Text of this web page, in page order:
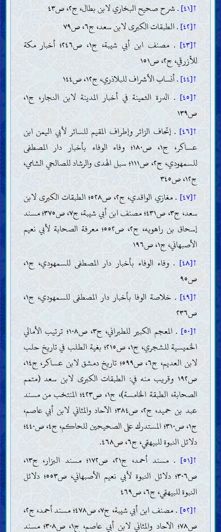
↑[٤١] . شرح صحيح البخاري لابن بطال، ج٢، ص٤٣
↑[٤٢] . الطبقات الكبرى لابن سعد، ج٦، ص٧٩
↑[٤٣]
. مصنف ابن أبي شيبة، ج١، ص٢٤٦؛ أخبار مكة
للأزرقي، ج٢، ص١٥١
↑[٤٤] . أنساب الأشراف للبلاذري، ج١٢، ص١٤٤
↑[٤٥]
. الدرة الثمينة في أخبار المدينة لابن النجار، ج١،
ص١٣٩
↑[٤٦]
. إتحاف الزائر وإطراف المقيم للسائر لأبي اليمن ابن
عساكر، ج١، ص١٨٠؛ وفاء الوفاء بأخبار دار المصطفى
للسمهودي، ج٢، ص١١١؛ سبل الهدى والرشاد للصالحي الشامي،
ج١٢، ص٣٤٥
↑[٤٧]
. مغازي الواقدي، ج٢، ص٥٢٨؛ الطبقات الكبرى لابن
سعد، ج٣، ص٤٣١؛ مصنف ابن أبي شيبة، ج٧، ص٣٧٥؛ مسند
إسحاق بن راهويه، ج٢، ص٥٥٢؛ معرفة الصحابة لأبي نعيم
الأصبهاني، ج١، ص١٩٦
↑[٤٨]
. وفاء الوفاء بأخبار دار المصطفى للسمهودي، ج١،
ص٩٥
↑[٤٩]
. خلاصة الوفا بأخبار دار المصطفى للسمهودي، ج١،
ص٢٣٦
↑[٥٠]
. المعجم الكبير للطبراني، ج٣، ص١٠٨؛ ترتيب الأمالي
الخميسية للشجري، ج١، ص٢١٥؛ بغية الطلب في تاريخ حلب
لابن العديم، ج٦، ص٥٩٩؛ تاريخ دمشق لابن عساكر، ج١٤،
ص١٩٢ وقريب منه في: الطبقات الكبرى لابن سعد (متمم
الصحابة، الطبقة الخامسة)، ج١، ص٤٢٣؛ المنتخب من مسند
عبد بن حميد، ج٢، ص٣٨٤؛ الآحاد والمثاني لابن أبي عاصم،
ج١، ص٣١٠؛ المستدرك على الصحيحين للحاكم، ج٤، ص٤٤٠؛
دلائل النبوة للبيهقي، ج٦، ص٤٦٨.
↑[٥١]
. مسند أحمد، ج٢١، ص١٧٢؛ مسند البزار، ج١٣،
ص٣٠٦؛ دلائل النبوة لأبي نعيم الأصبهاني، ص٥٥٣؛ دلائل
النبوة للبيهقي، ج٦، ص٤٦٩
↑[٥٢]
. مصنف ابن أبي شيبة، ج٧، ص٤٧٨؛ مسند أحمد، ج٢،
ص٧٨؛ الآحاد والمثاني لابن أبي عاصم، ج١، ص٣٠٨؛ مسند
المقدّمات
العقل
وجوب اكتساب العلم (الاجتهاد) وطريقته
موانع اكتساب العلم
الخرافات وسائر الموانع
صفات العلماء وواجباتهم
الحجّة
كتاب اللّه
حجّيّة القرآن وصفاته
تفسير القرآن
طريقة تفسير القرآن وقواعده
تفسير بعض آيات القرآن
خليفة اللّه
ضرورة خليفة اللّه وصفاته
الطريق إلى معرفة خليفة اللّه (المعجزة والنصّ)
الروايات الواردة عن خلفاء اللّه (الآحاد والمتواتر)
العقائد
معرفة اللّه؛ وجوده وصفاته وأفعاله
معرفة خلفاء اللّه
صفات الأنبياء وسيرتهم
صفات النبيّ الخاتم وسيرته
خصائص النبيّ الخاتم
أصحاب النبيّ الخاتم وأزواجه